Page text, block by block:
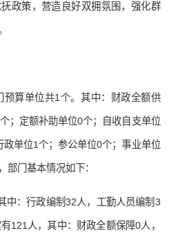
政策，营造良好双拥氛围，强化群
预算单位共1个。其中：财政全额供
；定额补助单位0个；自收自支单位
单位1个；参公单位0个；事业单位
部门基本情况如下：
中：行政编制32人，工勤人员编制3
121人，其中：财政全额保障0人，